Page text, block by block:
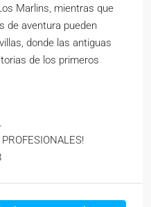
Marlins, mientras que
de aventura pueden
donde las antiguas
de los primeros